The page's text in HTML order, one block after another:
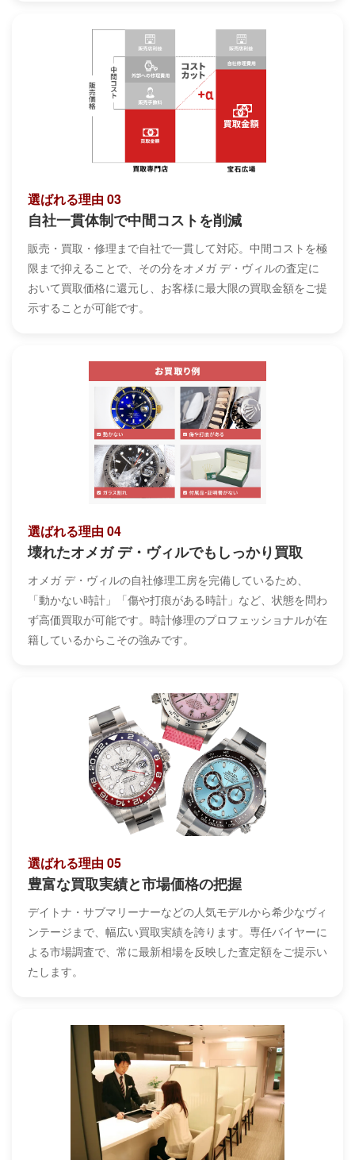
選ばれる理由 03
自社一貫体制で中間コストを削減
販売・買取・修理まで自社で一貫して対応。中間コストを極
限まで抑えることで、その分をオメガ デ・ヴィルの査定に
おいて買取価格に還元し、お客様に最大限の買取金額をご提
示することが可能です。
選ばれる理由 04
壊れたオメガ デ・ヴィルでもしっかり買取
オメガ デ・ヴィルの自社修理工房を完備しているため、
「動かない時計」「傷や打痕がある時計」など、状態を問わ
ず高価買取が可能です。時計修理のプロフェッショナルが在
籍しているからこその強みです。
選ばれる理由 05
豊富な買取実績と市場価格の把握
デイトナ・サブマリーナーなどの人気モデルから希少なヴィ
ンテージまで、幅広い買取実績を誇ります。専任バイヤーに
よる市場調査で、常に最新相場を反映した査定額をご提示い
たします。